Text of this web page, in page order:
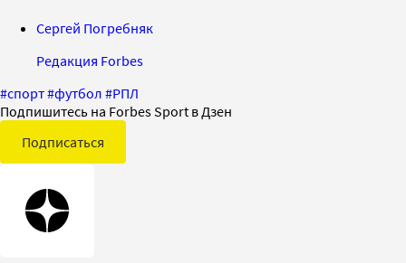
Сергей Погребняк
Редакция Forbes
#спорт#футбол #РПЛ
Подпишитесь на Forbes Sport в Дзен
Подписаться